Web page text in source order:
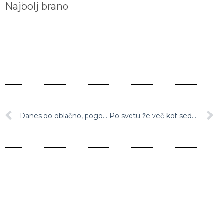
Najbolj brano
Danes bo oblačno, pogosto bo deževalo, vmes bodo tudi nevihte Po svetu že več kot sedem milijonov okuženih z novim koronavirusom